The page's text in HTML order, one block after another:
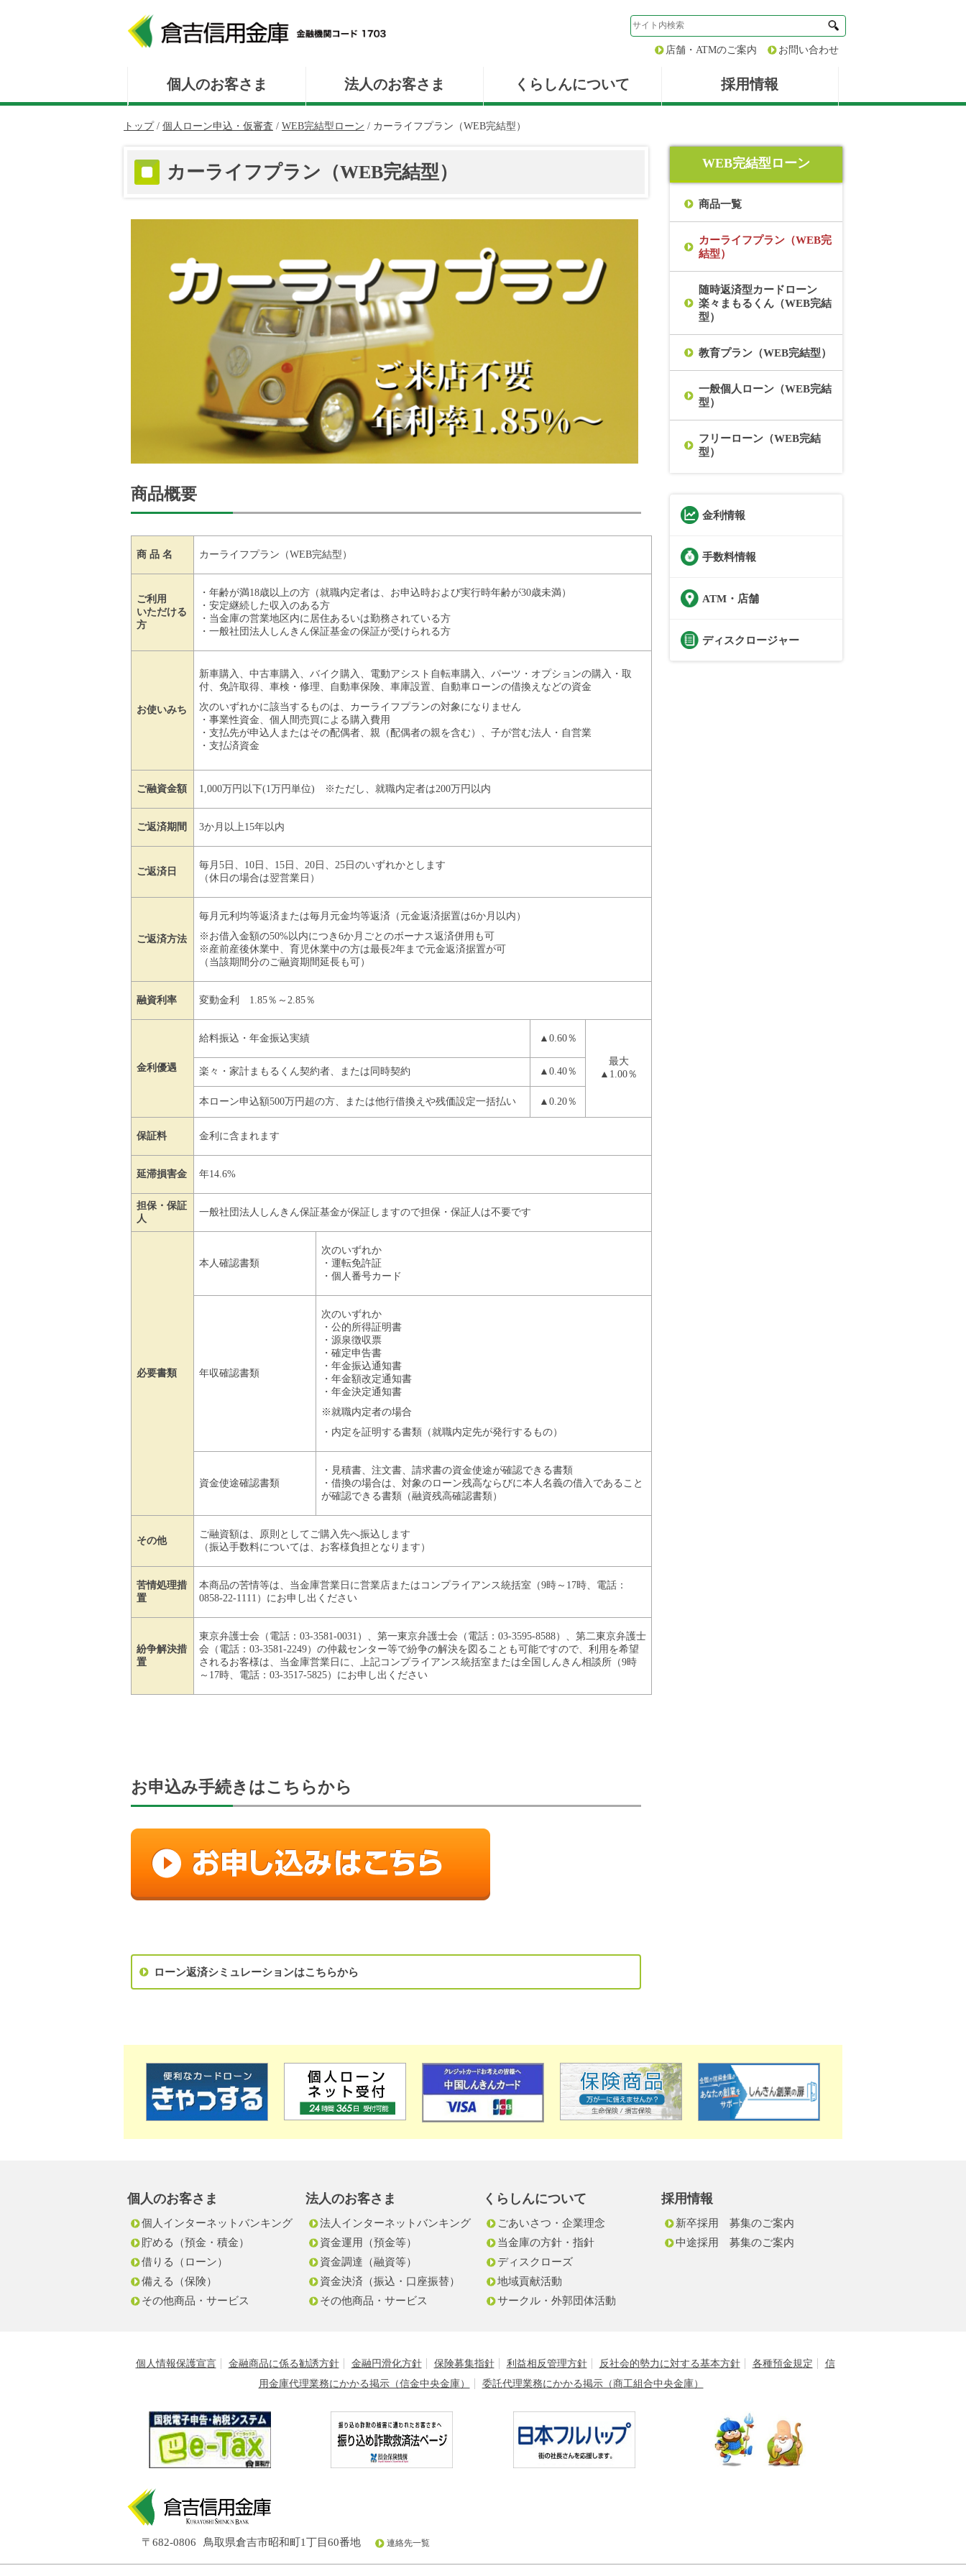
店舗・ATMのご案内 お問い合わせ
個人のお客さま 法人のお客さま くらしんについて 採用情報
現
トップ / 個人ローン申込・仮審査 / WEB完結型ローン / カーライフプラン（WEB完結型）
カーライフプラン（WEB完結型）
商品概要
商 品 名 カーライフプラン（WEB完結型）
ご利用
いただける
方
・年齢が満18歳以上の方（就職内定者は、お申込時および実行時年齢が30歳未満）
・安定継続した収入のある方
・当金庫の営業地区内に居住あるいは勤務されている方
・一般社団法人しんきん保証基金の保証が受けられる方
お使いみち
新車購入、中古車購入、バイク購入、電動アシスト自転車購入、パーツ・オプションの購入・取
付、免許取得、車検・修理、自動車保険、車庫設置、自動車ローンの借換えなどの資金
次のいずれかに該当するものは、カーライフプランの対象になりません
・事業性資金、個人間売買による購入費用
・支払先が申込人またはその配偶者、親（配偶者の親を含む）、子が営む法人・自営業
・支払済資金
ご融資金額 1,000万円以下(1万円単位) ※ただし、就職内定者は200万円以内
ご返済期間 3か月以上15年以内
ご返済日
毎月5日、10日、15日、20日、25日のいずれかとします
（休日の場合は翌営業日）
ご返済方法
毎月元利均等返済または毎月元金均等返済（元金返済据置は6か月以内）
※お借入金額の50%以内につき6か月ごとのボーナス返済併用も可
※産前産後休業中、育児休業中の方は最長2年まで元金返済据置が可
（当該期間分のご融資期間延長も可）
融資利率 変動金利 1.85％～2.85％
金利優遇
給料振込・年金振込実績 ▲0.60％
最大
▲1.00％
楽々・家計まもるくん契約者、または同時契約 ▲0.40％
本ローン申込額500万円超の方、または他行借換えや残価設定一括払い ▲0.20％
保証料 金利に含まれます
延滞損害金 年14.6%
担保・保証
人
一般社団法人しんきん保証基金が保証しますので担保・保証人は不要です
必要書類
本人確認書類
次のいずれか
・運転免許証
・個人番号カード
年収確認書類
次のいずれか
・公的所得証明書
・源泉徴収票
・確定申告書
・年金振込通知書
・年金額改定通知書
・年金決定通知書
※就職内定者の場合
・内定を証明する書類（就職内定先が発行するもの）
資金使途確認書類
・見積書、注文書、請求書の資金使途が確認できる書類
・借換の場合は、対象のローン残高ならびに本人名義の借入であること
が確認できる書類（融資残高確認書類）
その他
ご融資額は、原則としてご購入先へ振込します
（振込手数料については、お客様負担となります）
苦情処理措
置
本商品の苦情等は、当金庫営業日に営業店またはコンプライアンス統括室（9時～17時、電話：
0858-22-1111）にお申し出ください
紛争解決措
置
東京弁護士会（電話：03-3581-0031）、第一東京弁護士会（電話：03-3595-8588）、第二東京弁護士
会（電話：03-3581-2249）の仲裁センター等で紛争の解決を図ることも可能ですので、利用を希望
されるお客様は、当金庫営業日に、上記コンプライアンス統括室または全国しんきん相談所（9時
～17時、電話：03-3517-5825）にお申し出ください
お申込み手続きはこちらから
ローン返済シミュレーションはこちらから
WEB完結型ローン
商品一覧
カーライフプラン（WEB完
結型）
随時返済型カードローン
楽々まもるくん（WEB完結
型）
教育プラン（WEB完結型）
一般個人ローン（WEB完結
型）
フリーローン（WEB完結
型）
金利情報
手数料情報
ATM・店舗
ディスクロージャー
個人のお客さま
個人インターネットバンキング
貯める（預金・積金）
借りる（ローン）
備える（保険）
その他商品・サービス
法人のお客さま
法人インターネットバンキング
資金運用（預金等）
資金調達（融資等）
資金決済（振込・口座振替）
その他商品・サービス
くらしんについて
ごあいさつ・企業理念
当金庫の方針・指針
ディスクローズ
地域貢献活動
サークル・外郭団体活動
採用情報
新卒採用 募集のご案内
中途採用 募集のご案内
個人情報保護宣言 金融商品に係る勧誘方針 金融円滑化方針 保険募集指針 利益相反管理方針 反社会的勢力に対する基本方針 各種預金規定
信
用金庫代理業務にかかる掲示（信金中央金庫）
委託代理業務にかかる掲示（商工組合中央金庫）
〒682-0806 鳥取県倉吉市昭和町1丁目60番地 連絡先一覧